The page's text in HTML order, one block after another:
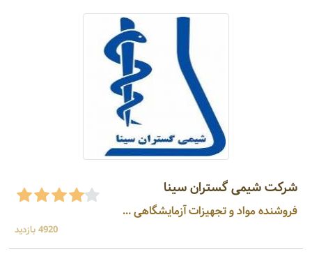
شرکت شیمی گستران سینا
فروشنده مواد و تجهیزات آزمایشگاهی ...
4920 بازدید